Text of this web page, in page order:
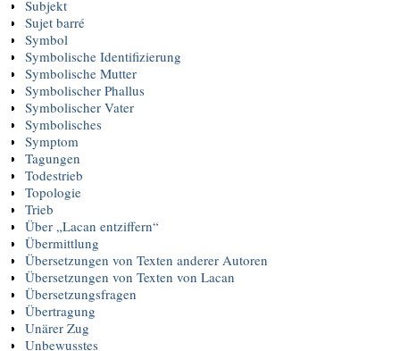
Subjekt
Sujet barré
Symbol
Symbolische Identifizierung
Symbolische Mutter
Symbolischer Phallus
Symbolischer Vater
Symbolisches
Symptom
Tagungen
Todestrieb
Topologie
Trieb
Über „Lacan entziffern“
Übermittlung
Übersetzungen von Texten anderer Autoren
Übersetzungen von Texten von Lacan
Übersetzungsfragen
Übertragung
Unärer Zug
Unbewusstes